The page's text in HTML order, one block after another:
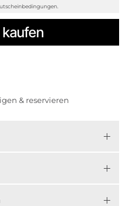
& reservieren